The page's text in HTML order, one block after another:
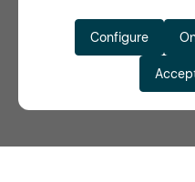
Configure